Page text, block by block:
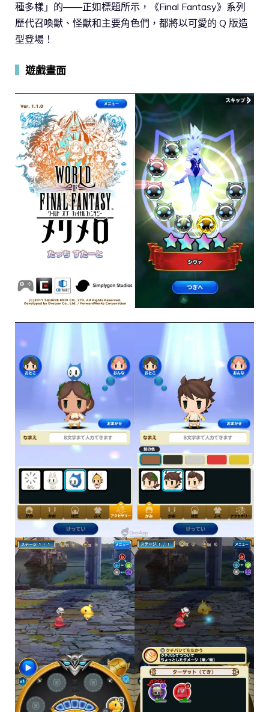
種多樣」的——正如標題所示，《Final Fantasy》系列
歷代召喚獸、怪獸和主要角色們，都將以可愛的 Q 版造
型登場！
遊戲畫面